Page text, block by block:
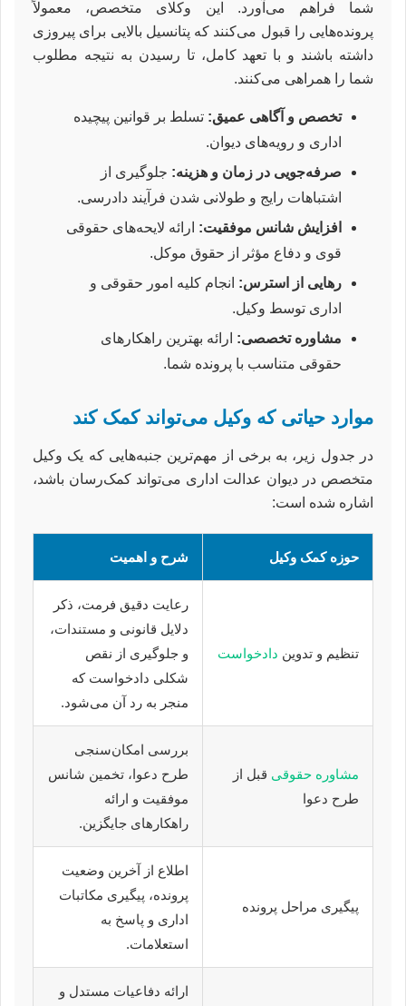
شما فراهم می‌آورد. این وکلای متخصص، معمولاً
پرونده‌هایی را قبول می‌کنند که پتانسیل بالایی برای پیروزی
داشته باشند و با تعهد کامل، تا رسیدن به نتیجه مطلوب
شما را همراهی می‌کنند.
تخصص و آگاهی عمیق: تسلط بر قوانین پیچیده
اداری و رویه‌های دیوان.
صرفه‌جویی در زمان و هزینه: جلوگیری از
اشتباهات رایج و طولانی شدن فرآیند دادرسی.
افزایش شانس موفقیت: ارائه لایحه‌های حقوقی
قوی و دفاع مؤثر از حقوق موکل.
رهایی از استرس: انجام کلیه امور حقوقی و
اداری توسط وکیل.
مشاوره تخصصی: ارائه بهترین راهکارهای
حقوقی متناسب با پرونده شما.
موارد حیاتی که وکیل می‌تواند کمک کند
در جدول زیر، به برخی از مهم‌ترین جنبه‌هایی که یک وکیل
متخصص در دیوان عدالت اداری می‌تواند کمک‌رسان باشد،
اشاره شده است:
حوزه کمک وکیل شرح و اهمیت
تنظیم و تدوین دادخواست
رعایت دقیق فرمت، ذکر
دلایل قانونی و مستندات،
و جلوگیری از نقص
شکلی دادخواست که
منجر به رد آن می‌شود.
مشاوره حقوقی قبل از
طرح دعوا
بررسی امکان‌سنجی
طرح دعوا، تخمین شانس
موفقیت و ارائه
راهکارهای جایگزین.
پیگیری مراحل پرونده
اطلاع از آخرین وضعیت
پرونده، پیگیری مکاتبات
اداری و پاسخ به
استعلامات.
ارائه دفاعیات مستدل و